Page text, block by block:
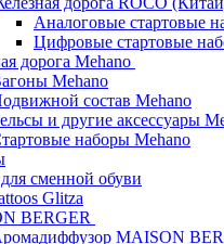
Аналоговые стартовые
Цифровые стартовые
дорога Mehano
Mehano
состав Mehano
и другие аксессуары
наборы Mehano
сменной обуви
Glitza
BERGER
MAISON